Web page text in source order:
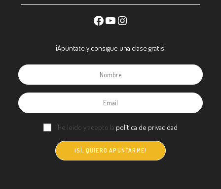
¡Apúntate y consigue una clase gratis!
He leído y acepto la política de privacidad
¡SÍ, QUIERO APUNTARME!